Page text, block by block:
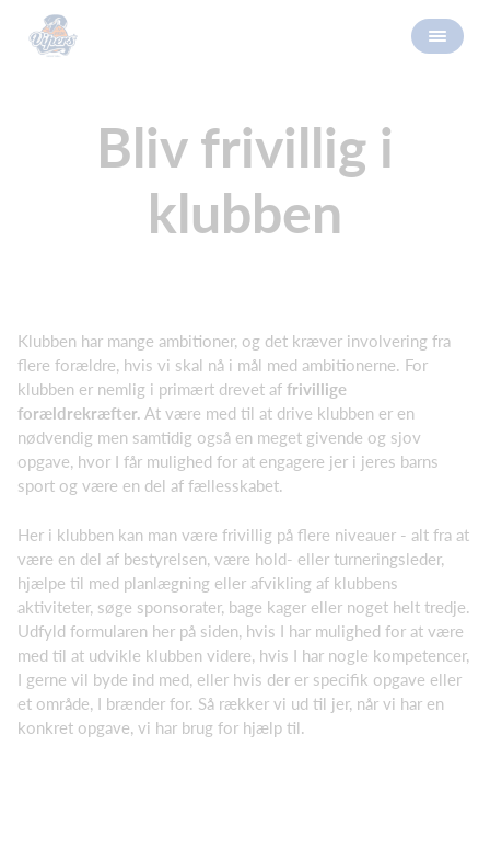
Bliv frivillig i
klubben
Klubben har mange ambitioner, og det kræver involvering fra
flere forældre, hvis vi skal nå i mål med ambitionerne. For
klubben er nemlig i primært drevet af frivillige
forældrekræfter. At være med til at drive klubben er en
nødvendig men samtidig også en meget givende og sjov
opgave, hvor I får mulighed for at engagere jer i jeres barns
sport og være en del af fællesskabet.
Her i klubben kan man være frivillig på flere niveauer - alt fra at
være en del af bestyrelsen, være hold- eller turneringsleder,
hjælpe til med planlægning eller afvikling af klubbens
aktiviteter, søge sponsorater, bage kager eller noget helt tredje.
Udfyld formularen her på siden, hvis I har mulighed for at være
med til at udvikle klubben videre, hvis I har nogle kompetencer,
I gerne vil byde ind med, eller hvis der er specifik opgave eller
et område, I brænder for. Så rækker vi ud til jer, når vi har en
konkret opgave, vi har brug for hjælp til.